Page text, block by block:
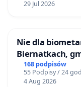
29 Jul 2026
Nie dla
Biernatkach,
168 podpisów
55 Podpisy / 24
4 Aug 2026